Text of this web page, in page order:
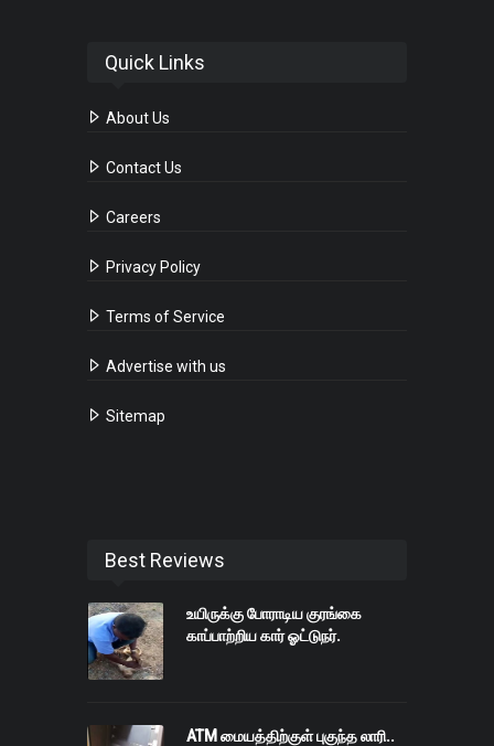
Quick Links
About Us
Contact Us
Careers
Privacy Policy
Terms of Service
Advertise with us
Sitemap
Best Reviews
உயிருக்கு போராடிய குரங்கை
காப்பாற்றிய கார் ஓட்டுநர்.
ATM மையத்திற்குள் புகுந்த லாரி..